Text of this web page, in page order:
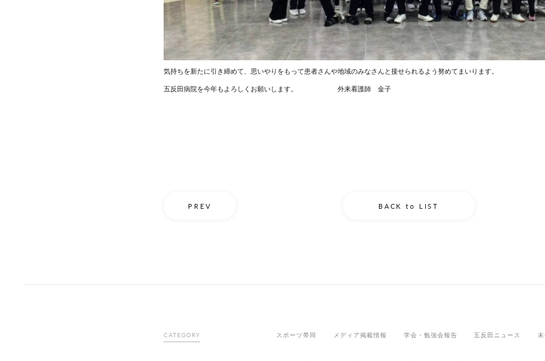
気持ちを新たに引き締めて、思いやりをもって患者さんや地域のみなさんと接せられるよう努めてまいります。
五反田病院を今年もよろしくお願いします。 外来看護師 金子
PREV BACK to LIST
CATEGORY スポーツ帯同 メディア掲載情報 学会・勉強会報告 五反田ニュース